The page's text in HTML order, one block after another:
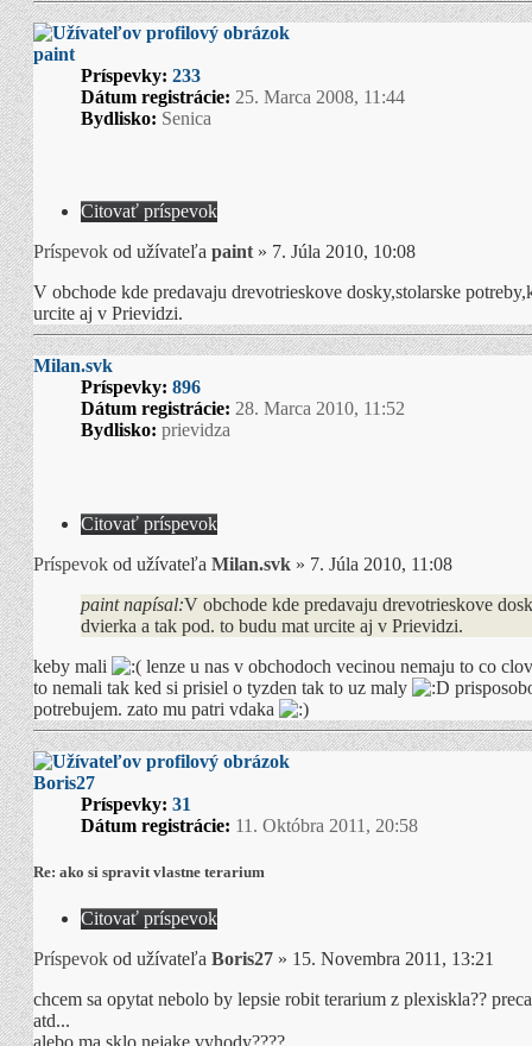
paint
Príspevky: 233
Dátum registrácie: 25. Marca 2008, 11:44
Bydlisko: Senica
Citovať príspevok
Príspevok od užívateľa paint» 7. Júla 2010, 10:08
V obchode kde predavaju drevotrieskove dosky,stolarske
urcite aj v Prievidzi.
Milan.svk
Príspevky: 896
Dátum registrácie: 28. Marca 2010, 11:52
Bydlisko: prievidza
Citovať príspevok
Príspevok od užívateľa Milan.svk » 7. Júla 2010, 11:08
paint napísal:V obchode kde predavaju drevotrieskove
dvierka a tak pod. to budu mat urcite aj v Prievidzi.
keby mali
lenze u nas v obchodoch vecinou nemaju to co
to nemali tak ked si prisiel o tyzden tak to uz maly
potrebujem. zato mu patri vdaka
Boris27
Príspevky: 31
Dátum registrácie: 11. Októbra 2011, 20:58
Re: ako si spravit vlastne terarium
Citovať príspevok
Príspevok od užívateľa Boris27 » 15. Novembra 2011, 13:21
chcem sa opytat nebolo by lepsie robit terarium z plexiskla??
atd...